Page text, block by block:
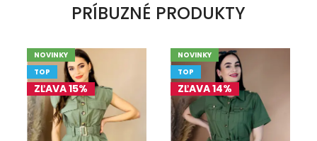
PRÍBUZNÉ PRODUKTY
NOVINKY
TOP
ZĽAVA 15%
NOVINKY
TOP
ZĽAVA 14%